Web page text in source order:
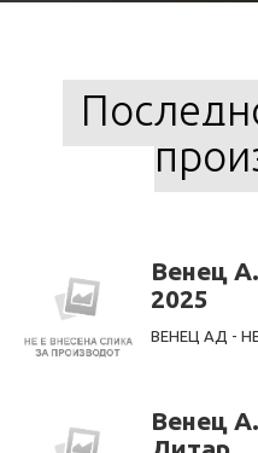
Венец
2025
ВЕНЕЦ АД -
Венец